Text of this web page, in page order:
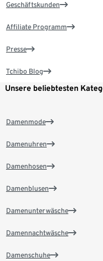
Geschäftskunden
Affiliate Programm
Presse
Tchibo Blog
Unsere beliebtesten
Damenmode
Damenuhren
Damenhosen
Damenblusen
Damenunterwäsche
Damennachtwäsche
Damenschuhe